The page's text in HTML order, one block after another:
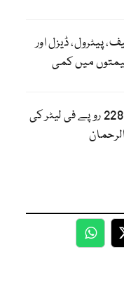
پیٹرول، ڈیزل اور
میں کمی
پیٹرول کی قیمت 228 روپے فی لیٹر کی